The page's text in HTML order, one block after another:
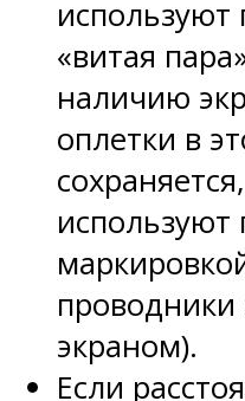
используют
«витая
наличию
оплетки в
используют
экраном).
Если